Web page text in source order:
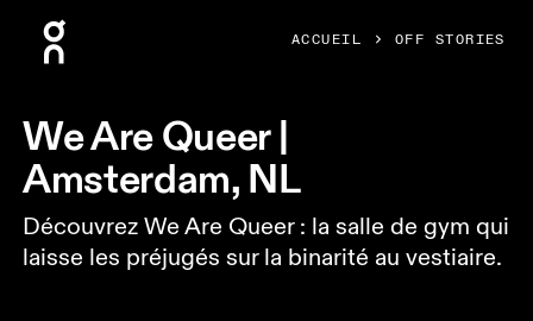
ACCUEIL OFF STORIES
We Are Queer |
Amsterdam, NL
Découvrez We Are Queer : la salle de gym qui
laisse les préjugés sur la binarité au vestiaire.